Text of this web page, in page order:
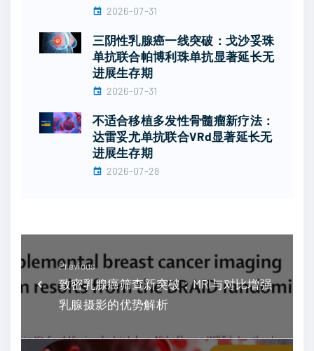
2026-07-31
三阴性乳腺癌一线突破：戈沙妥珠
单抗联合帕博利珠单抗显著延长无
进展生存期
2026-07-31
不适合移植多发性骨髓瘤新疗法：
达雷妥尤单抗联合VRd显著延长无
进展生存期
2026-07-28
Previous
致密乳腺癌筛查新突破：MRI与对比增强
乳腺摄影的优势解析